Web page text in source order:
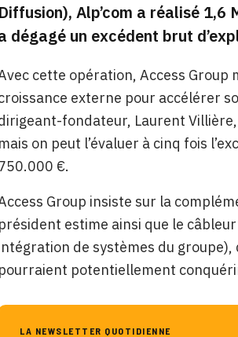
Diffusion), Alp’com a réalisé
dégagé un excédent brut
cette opération, Access
externe pour accélérer
fondateur, Laurent
mais on peut l’évaluer à cinq fois
€.
Group insiste sur la
président estime ainsi que le
de systèmes du groupe),
pourraient potentiellement
LA NEWSLETTER QUOTIDIENNE